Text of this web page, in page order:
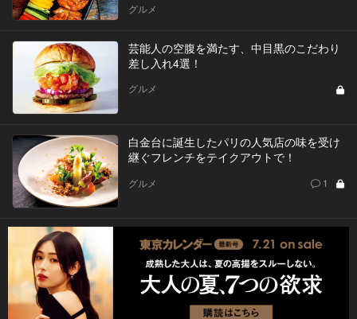
グルメ
芸能人の空腹を満たす、中目黒のこだわり
差し入れ4選！
グルメ
白金台に誕生したパリの人気店の味を受け
継ぐフレンチをテイクアウトで！
グルメ 1